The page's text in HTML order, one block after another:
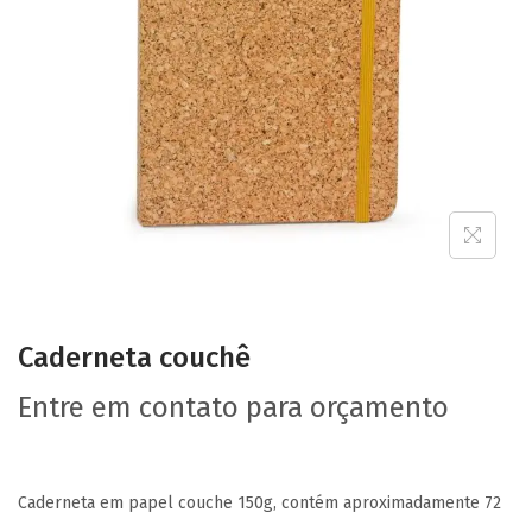
Caderneta couchê
Entre em contato para orçamento
Caderneta em papel couche 150g, contém aproximadamente 72